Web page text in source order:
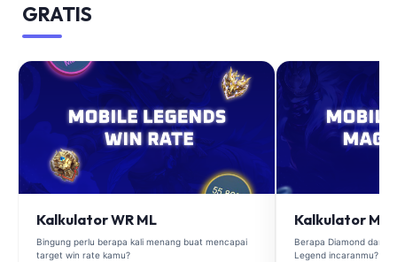
GRATIS
Kalkulator WR ML
Bingung perlu berapa kali menang buat mencapai
target win rate kamu?
Kalkulator
Berapa Diamond dan
Legend incaranmu?